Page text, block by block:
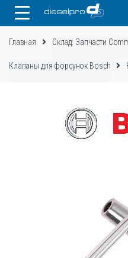
Главная Склад: Запчасти
Клапаны для форсунок Bosch